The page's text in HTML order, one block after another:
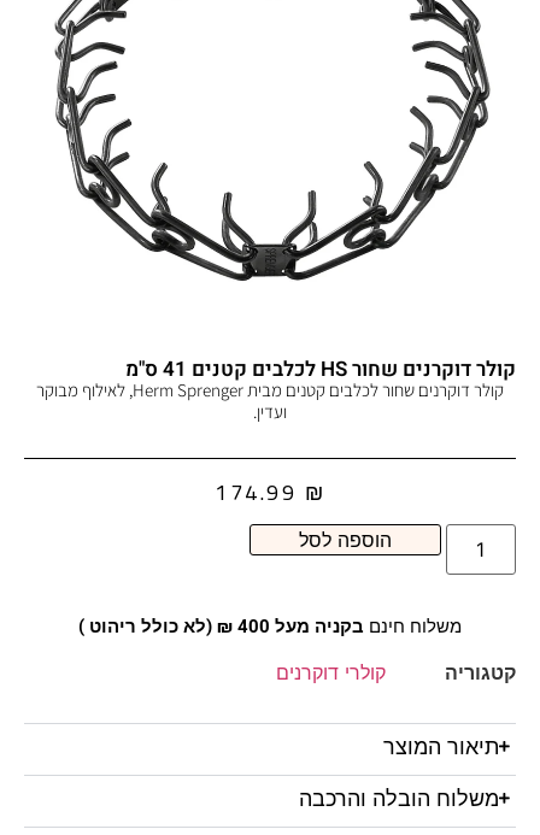
קולר דוקרנים שחור HS לכלבים קטנים 41 ס"מ
קולר דוקרנים שחור לכלבים קטנים מבית Herm Sprenger, לאילוף מבוקר
ועדין.
174.99 ₪
הוספה לסל
משלוח חינם בקניה מעל 400 ₪ (לא כולל ריהוט )
קטגוריה קולרי דוקרנים
תיאור המוצר
משלוח הובלה והרכבה